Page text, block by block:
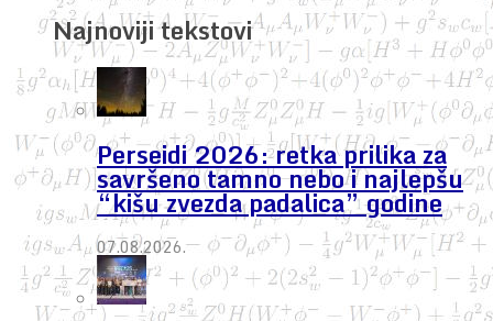
Najnoviji tekstovi
Perseidi 2026: retka prilika za
savršeno tamno nebo i najlepšu
“kišu zvezda padalica” godine
07.08.2026.